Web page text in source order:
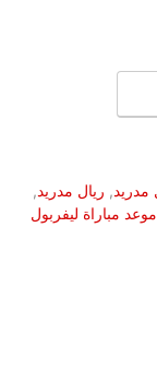
مدريد, ريال مدريد,
موعد مباراة ليفربول